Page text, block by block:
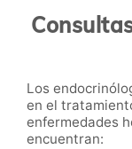
Los
en el
enfermedades
encuentran: